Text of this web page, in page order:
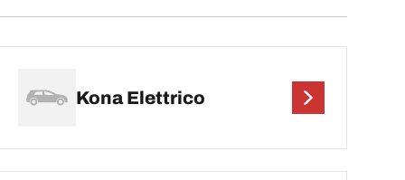
Kona Elettrico